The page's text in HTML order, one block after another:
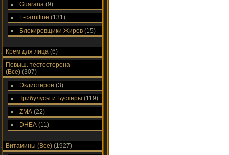
Guarana (9)
L-carnitine (131)
Блокировщики Жиров (15)
Крем для лица (6)
Повыш. тестостерона
(Все) (307)
Экдистерон (3)
Трибулусы и Бустеры (119)
ZMA (22)
DHEA (11)
Витамины (Все) (1927)